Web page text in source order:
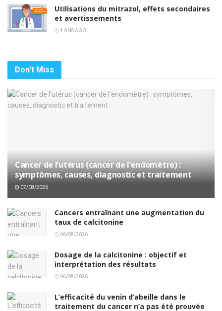
Utilisations du mitrazol, effets secondaires
et avertissements
4 ANS AGO
Don't Miss
Cancer de l’utérus (cancer de l’endomètre) :
symptômes, causes, diagnostic et traitement
07/08/2026
Cancers entraînant une augmentation du
taux de calcitonine
06/08/2026
Dosage de la calcitonine : objectif et
interprétation des résultats
06/08/2026
L’efficacité du venin d’abeille dans le
traitement du cancer n’a pas été prouvée